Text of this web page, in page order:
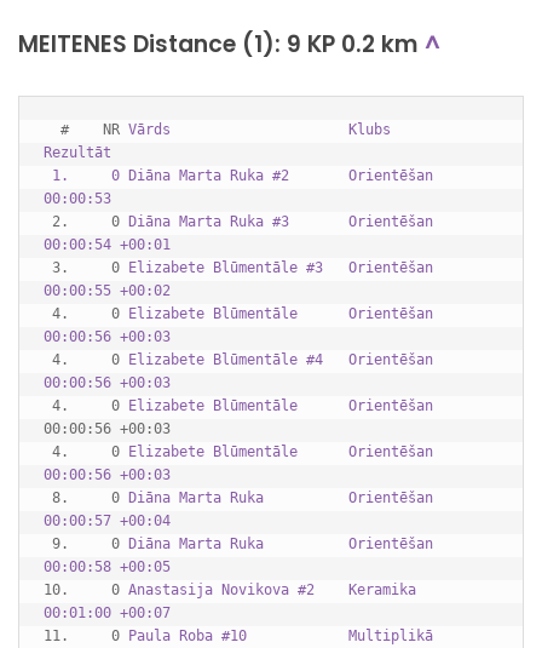
MEITENES Distance (1): 9 KP 0.2 km ^
  #    NR
Vārds                     Klubs
Rezultāt
1.     0 Diāna Marta Ruka #2       Orientēšan
00:00:53
2.     0 Diāna Marta Ruka #3       Orientēšan
00:00:54 +00:01
3.     0 Elizabete Blūmentāle #3   Orientēšan
00:00:55 +00:02
4.     0 Elizabete Blūmentāle      Orientēšan
00:00:56 +00:03
4.     0 Elizabete Blūmentāle #4   Orientēšan
00:00:56 +00:03
4.     0 Elizabete Blūmentāle Orientēšan
00:00:56 +00:03
4.     0 Elizabete Blūmentāle      Orientēšan
00:00:56 +00:03
8.     0 Diāna Marta Ruka          Orientēšan
00:00:57 +00:04
9.     0 Diāna Marta Ruka          Orientēšan
00:00:58 +00:05
10.     0 Anastasija Novikova #2    Keramika
00:01:00 +00:07
11.     0 Paula Roba #10            Multiplikā